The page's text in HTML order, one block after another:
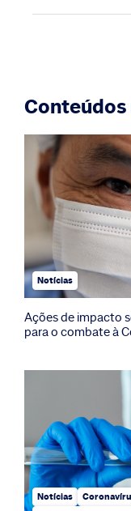
Notícias
Ações de impacto
para o combate à
Notícias